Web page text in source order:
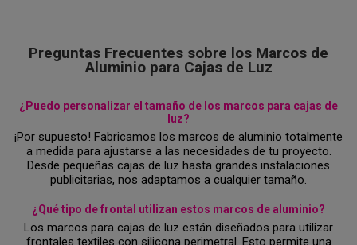
Preguntas Frecuentes sobre los Marcos de
Aluminio para Cajas de Luz
¿Puedo personalizar el tamaño de los marcos para cajas de
luz?
¡Por supuesto! Fabricamos los marcos de aluminio totalmente
a medida para ajustarse a las necesidades de tu proyecto.
Desde pequeñas cajas de luz hasta grandes instalaciones
publicitarias, nos adaptamos a cualquier tamaño.
¿Qué tipo de frontal utilizan estos marcos de aluminio?
Los marcos para cajas de luz están diseñados para utilizar